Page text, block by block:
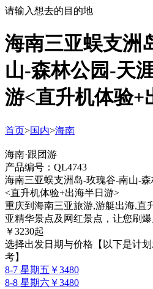
请输入想去的目的地
海南三亚蜈支洲
山-森林公园-天
游<直升机体验+
首页>国内>海南
海南·跟团游
产品编号：QL4743
海南三亚蜈支洲岛-玫瑰谷-南山-
<直升机体验+出海半日游>
重庆到海南三亚旅游,游艇出海,直
亚精华景点及网红景点，让您刷
￥3230起
选择出发日期与价格 【以下是计
考】
8-7 星期五 ￥3480
8-8 星期六 ￥3480